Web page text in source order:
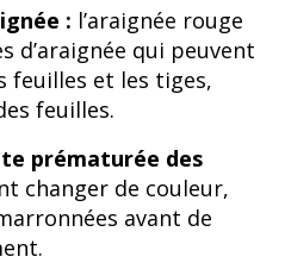
: l’araignée rouge
d’araignée qui peuvent
feuilles et les tiges,
feuilles.
prématurée des
changer de couleur,
avant de